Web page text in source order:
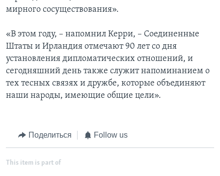
мирного сосуществования».
«В этом году, – напомнил Керри, – Соединенные
Штаты и Ирландия отмечают 90 лет со дня
установления дипломатических отношений, и
сегодняшний день также служит напоминанием о
тех тесных связях и дружбе, которые объединяют
наши народы, имеющие общие цели».
Поделиться Follow us
This item is part of